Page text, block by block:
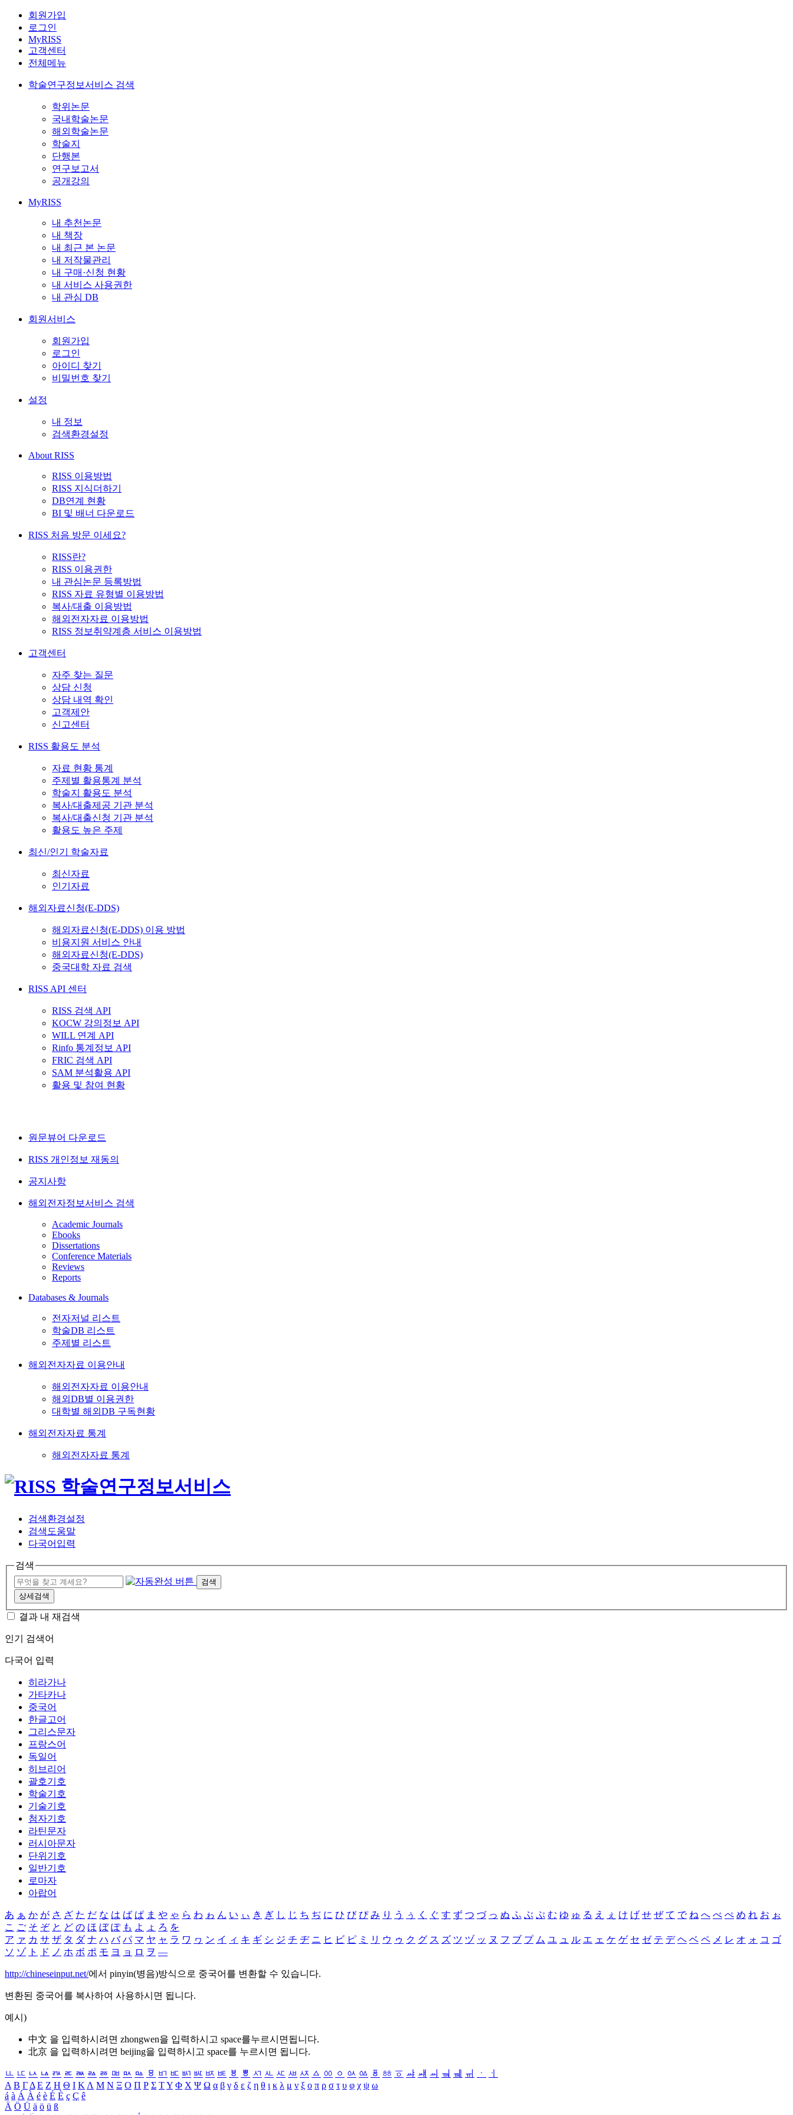
회원가입
로그인
MyRISS
고객센터
전체메뉴
학술연구정보서비스 검색
학위논문
국내학술논문
해외학술논문
학술지
단행본
연구보고서
공개강의
MyRISS
내 추천논문
내 책장
내 최근 본 논문
내 저작물관리
내 구매·신청 현황
내 서비스 사용권한
내 관심 DB
회원서비스
회원가입
로그인
아이디 찾기
비밀번호 찾기
설정
내 정보
검색환경설정
About RISS
RISS 이용방법
RISS 지식더하기
DB연계 현황
BI 및 배너 다운로드
RISS 처음 방문 이세요?
RISS란?
RISS 이용권한
내 관심논문 등록방법
RISS 자료 유형별 이용방법
복사/대출 이용방법
해외전자자료 이용방법
RISS 정보취약계층 서비스 이용방법
고객센터
자주 찾는 질문
상담 신청
상담 내역 확인
고객제안
신고센터
RISS 활용도 분석
자료 현황 통계
주제별 활용통계 분석
학술지 활용도 분석
복사/대출제공 기관 분석
복사/대출신청 기관 분석
활용도 높은 주제
최신/인기 학술자료
최신자료
인기자료
해외자료신청(E-DDS)
해외자료신청(E-DDS) 이용 방법
비용지원 서비스 안내
해외자료신청(E-DDS)
중국대학 자료 검색
RISS API 센터
RISS 검색 API
KOCW 강의정보 API
WILL 연계 API
Rinfo 통계정보 API
FRIC 검색 API
SAM 분석활용 API
활용 및 참여 현황
원문뷰어 다운로드
RISS 개인정보 재동의
공지사항
해외전자정보서비스 검색
Academic Journals
Ebooks
Dissertations
Conference Materials
Reviews
Reports
Databases & Journals
전자저널 리스트
학술DB 리스트
주제별 리스트
해외전자자료 이용안내
해외전자자료 이용안내
해외DB별 이용권한
대학별 해외DB 구독현황
해외전자자료 통계
해외전자자료 통계
검색환경설정
검색도움말
다국어입력
검색
검색
상세검색
결과 내 재검색
인기 검색어
다국어 입력
히라가나
가타카나
중국어
한글고어
그리스문자
프랑스어
독일어
히브리어
괄호기호
학술기호
기술기호
첨자기호
라틴문자
러시아문자
단위기호
일반기호
로마자
아랍어
あ ぁ か が さ ざ た だ な は ば ぱ ま や ゃ ら わ ゎ ん い ぃ き ぎ し じ ち ぢ に ひ び ぴ み り う ぅ く ぐ す ず つ づ っ ぬ ふ ぶ ぷ む ゆ ゅ る え ぇ け げ せ ぜ て で ね へ べ ぺ め れ お ぉ
こ ご そ ぞ と ど の ほ ぼ ぽ も よ ょ ろ を
ア ァ カ サ ザ タ ダ ナ ハ バ パ マ ヤ ャ ラ ワ ヮ ン イ ィ キ ギ シ ジ チ ヂ ニ ヒ ビ ピ ミ リ ウ ゥ ク グ ス ズ ツ ヅ ッ ヌ フ ブ プ ム ユ ュ ル エ ェ ケ ゲ セ ゼ テ デ ヘ ベ ペ メ レ オ ォ コ ゴ
ソ ゾ ト ド ノ ホ ボ ポ モ ヨ ョ ロ ヲ ―
http://chineseinput.net/에서 pinyin(병음)방식으로 중국어를 변환할 수 있습니다.
변환된 중국어를 복사하여 사용하시면 됩니다.
예시)
中文 을 입력하시려면 zhongwen을 입력하시고 space를누르시면됩니다.
北京 을 입력하시려면 beijing을 입력하시고 space를 누르시면 됩니다.
ㅥ ㅦ ㅧ ㅨ ㅩ ㅪ ㅫ ㅬ ㅭ ㅮ ㅯ ㅰ ㅱ ㅲ ㅳ ㅴ ㅵ ㅶ ㅷ ㅸ ㅹ ㅺ ㅻ ㅼ ㅽ ㅾ ㅿ ㆀ ㆁ ㆂ ㆃ ㆄ ㆅ ㆆ ㆇ ㆈ ㆉ ㆊ ㆋ ㆌ ㆍ
ㆎ
Α Β ΓΔ Ε Ζ Η Θ Ι ΚΛ Μ Ν Ξ Ο Π Ρ Σ ΤΥ Φ Χ Ψ Ω α β γ δ ε ζ η θ ι κ λ μ ν ξ ο π ρ σ τ υ φ χ ψ ω
á à Á À é è É È ç Ç ê
Ä Ö Ü ä ö ü ß